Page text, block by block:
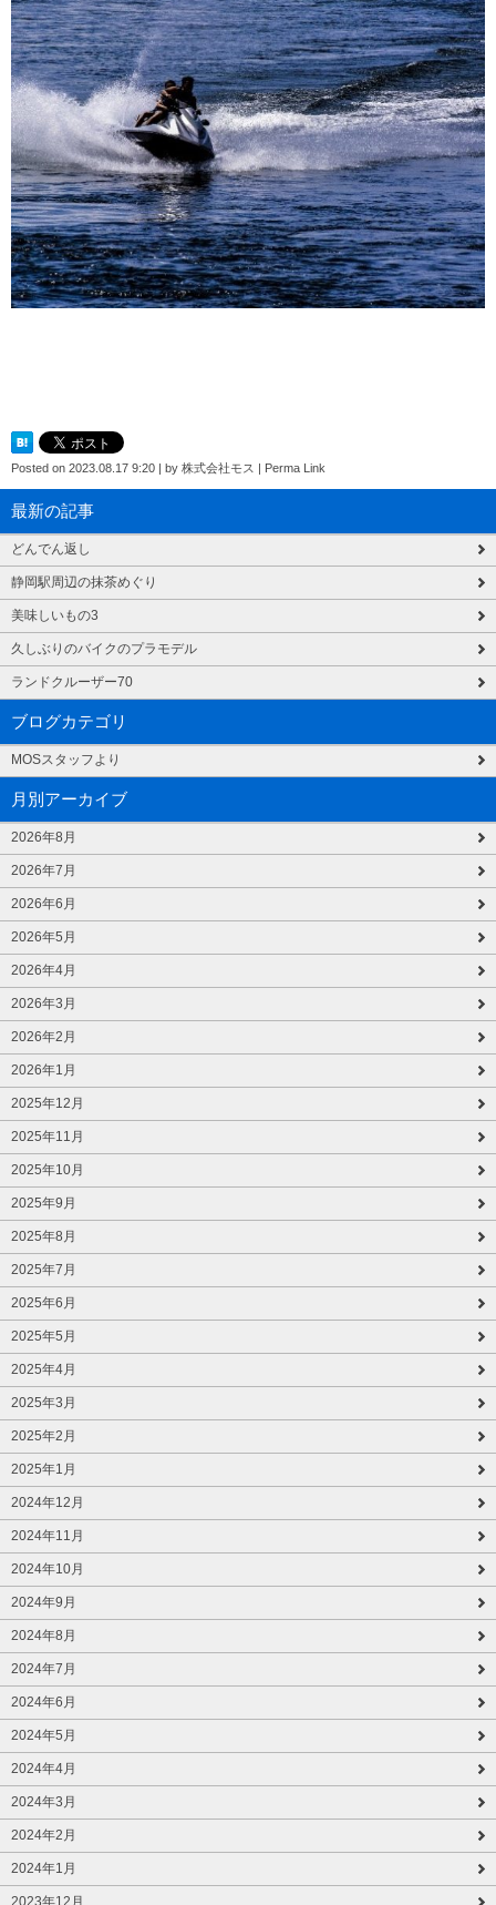
Posted on 2023.08.17 9:20 | by 株式会社モス | Perma Link
最新の記事
どんでん返し
静岡駅周辺の抹茶めぐり
美味しいもの3
久しぶりのバイクのプラモデル
ランドクルーザー70
ブログカテゴリ
MOSスタッフより
月別アーカイブ
2026年8月
2026年7月
2026年6月
2026年5月
2026年4月
2026年3月
2026年2月
2026年1月
2025年12月
2025年11月
2025年10月
2025年9月
2025年8月
2025年7月
2025年6月
2025年5月
2025年4月
2025年3月
2025年2月
2025年1月
2024年12月
2024年11月
2024年10月
2024年9月
2024年8月
2024年7月
2024年6月
2024年5月
2024年4月
2024年3月
2024年2月
2024年1月
2023年12月